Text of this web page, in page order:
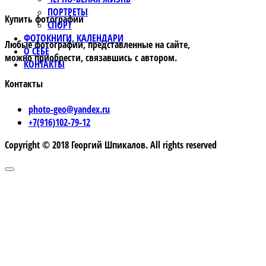
ПОРТРЕТЫ
СПОРТ
ФОТОКНИГИ, КАЛЕНДАРИ
О СЕБЕ
КОНТАКТЫ
Купить фотографии
Любые фотографии, представленные на сайте,
можно приобрести, связавшись с автором.
Контакты
photo-geo@yandex.ru
+7(916)102-79-12
Copyright © 2018 Георгий Шпикалов. All rights reserved